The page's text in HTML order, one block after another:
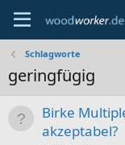
Schlagworte
geringfügig
Birke
akzeptabel?